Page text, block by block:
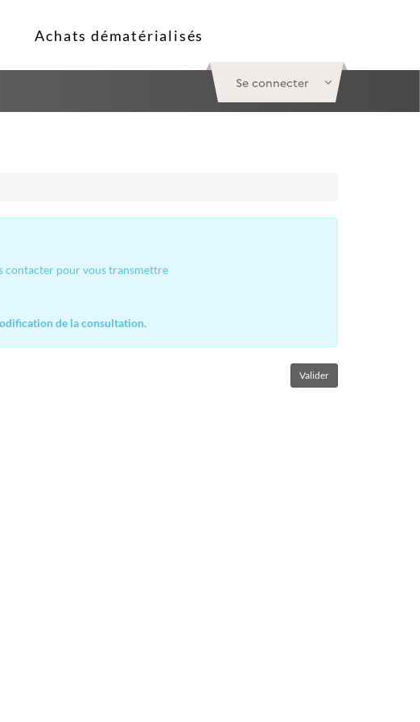
Se connecter
contacter pour vous transmettre
de la consultation.